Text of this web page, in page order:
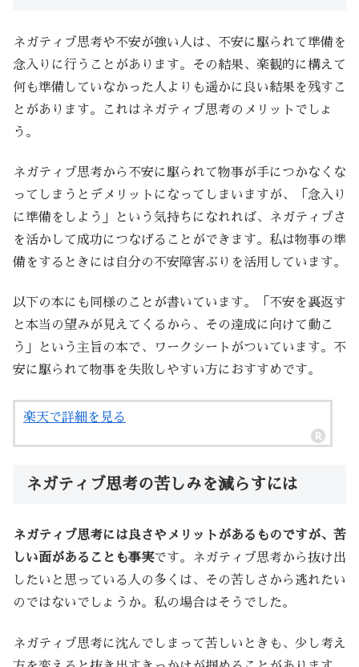
ネガティブ思考や不安が強い人は、不安に駆られて準備を
念入りに行うことがあります。その結果、楽観的に構えて
何も準備していなかった人よりも遥かに良い結果を残すこ
とがあります。これはネガティブ思考のメリットでしょ
う。
ネガティブ思考から不安に駆られて物事が手につかなくな
ってしまうとデメリットになってしまいますが、「念入り
に準備をしよう」という気持ちになれれば、ネガティブさ
を活かして成功につなげることができます。私は物事の準
備をするときには自分の不安障害ぶりを活用しています。
以下の本にも同様のことが書いています。「不安を裏返す
と本当の望みが見えてくるから、その達成に向けて動こ
う」という主旨の本で、ワークシートがついています。不
安に駆られて物事を失敗しやすい方におすすめです。
楽天で詳細を見る
ネガティブ思考の苦しみを減らすには
ネガティブ思考には良さやメリットがあるものですが、苦
しい面があることも事実です。ネガティブ思考から抜け出
したいと思っている人の多くは、その苦しさから逃れたい
のではないでしょうか。私の場合はそうでした。
ネガティブ思考に沈んでしまって苦しいときも、少し考え